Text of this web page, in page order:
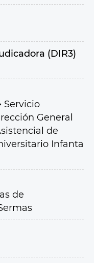
(DIR3)
Servicio
General
de
Infanta
de